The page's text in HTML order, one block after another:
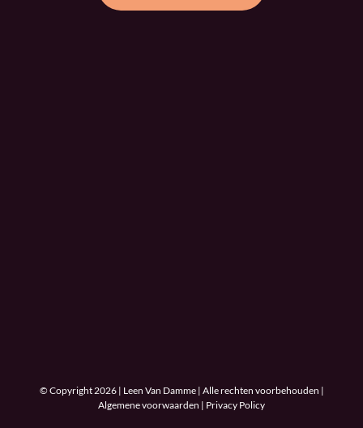
© Copyright 2026 | Leen Van Damme | Alle rechten voorbehouden |
Algemene voorwaarden | Privacy Policy